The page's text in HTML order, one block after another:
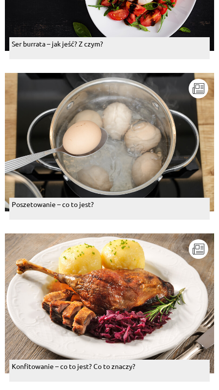
Ser burrata – jak jeść? Z czym?
Poszetowanie – co to jest?
Konfitowanie – co to jest? Co to znaczy?